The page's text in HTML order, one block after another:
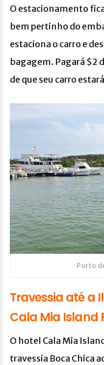
O estacionamento
bem pertinho do
estaciona o carro e
bagagem. Pagará $2
de que seu carro
Porto
Travessia até a
Cala Mia Island
O hotel Cala Mia
travessia Boca Chica